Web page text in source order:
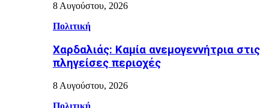
8 Αυγούστου, 2026
Πολιτική
Χαρδαλιάς: Καμία ανεμογεννήτρια στις
πληγείσες περιοχές
8 Αυγούστου, 2026